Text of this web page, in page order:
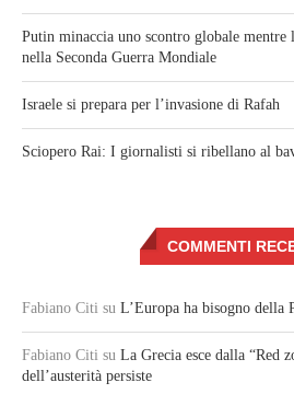
Putin minaccia uno scontro globale
nella Seconda Guerra Mondiale
Israele si prepara per l’invasione di Rafah
Sciopero Rai: I giornalisti si ribellano al
COMMENTI
Fabiano Citi su L’Europa ha bisogno della
Fabiano Citi su La Grecia esce dalla “Red
dell’austerità persiste